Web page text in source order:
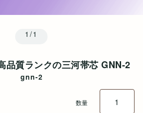
1/1
品質ランクの三河帯芯 GNN-2
gnn-2
数量